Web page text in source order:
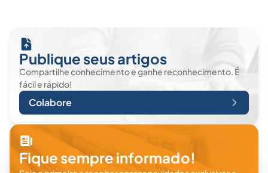
Publique seus artigos
Compartilhe conhecimento e ganhe reconhecimento. É
fácil e rápido!
Colabore
Fique sempre informado!